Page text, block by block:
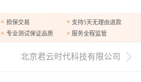
担保交易
支持5天无理由退款
专业测试保证品质
服务全程监管
北京君云时代科技有限公司